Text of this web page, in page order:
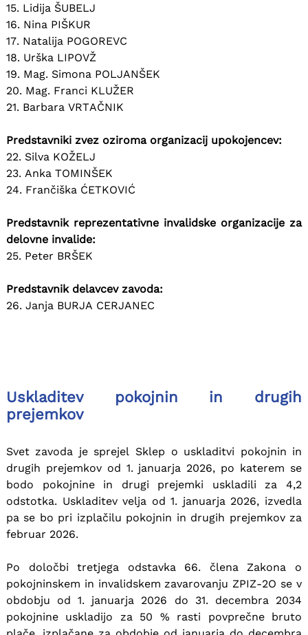
15. Lidija ŠUBELJ
16. Nina PIŠKUR
17. Natalija POGOREVC
18. Urška LIPOVŽ
19. Mag. Simona POLJANŠEK
20. Mag. Franci KLUŽER
21. Barbara VRTAČNIK
Predstavniki zvez oziroma organizacij upokojencev:
22. Silva KOŽELJ
23. Anka TOMINŠEK
24. Frančiška ĆETKOVIĆ
Predstavnik reprezentativne invalidske organizacije za
delovne invalide:
25. Peter BRŠEK
Predstavnik delavcev zavoda:
26. Janja BURJA CERJANEC
Uskladitev pokojnin in drugih
prejemkov
Svet zavoda je sprejel Sklep o uskladitvi pokojnin in
drugih prejemkov od 1. januarja 2026, po katerem se
bodo pokojnine in drugi prejemki uskladili za 4,2
odstotka. Uskladitev velja od 1. januarja 2026, izvedla
pa se bo pri izplačilu pokojnin in drugih prejemkov za
februar 2026.
Po določbi tretjega odstavka 66. člena Zakona o
pokojninskem in invalidskem zavarovanju ZPIZ-2O se v
obdobju od 1. januarja 2026 do 31. decembra 2034
pokojnine uskladijo za 50 % rasti povprečne bruto